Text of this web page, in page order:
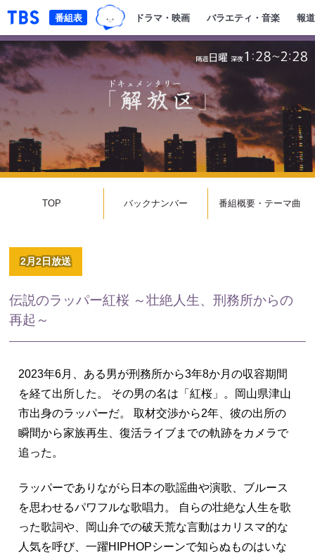
「TBSテレビ｜ときめくときを。」トップページ
TBSグループキャラクター『ワクテ
ドラマ・映画 バラエティ・音楽 報
番組表
TOP バックナンバー 番組概要・テーマ曲
2月2日放送
伝説のラッパー紅桜 ～壮絶人生、刑務所からの
再起～
2023年6月、ある男が刑務所から3年8か月の収容期間
を経て出所した。 その男の名は「紅桜」。岡山県津山
市出身のラッパーだ。 取材交渉から2年、彼の出所の
瞬間から家族再生、復活ライブまでの軌跡をカメラで
追った。
ラッパーでありながら日本の歌謡曲や演歌、ブルース
を思わせるパワフルな歌唱力。 自らの壮絶な人生を歌
った歌詞や、岡山弁での破天荒な言動はカリスマ的な
人気を呼び、一躍HIPHOPシーンで知らぬものはいな